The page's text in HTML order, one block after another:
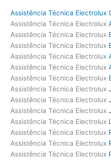
Assistência Técnica Electrolux
Assistência Técnica Electrolux
Assistência Técnica Electrolux
Assistência Técnica Electrolux
Assistência Técnica Electrolux
Assistência Técnica Electrolux
Assistência Técnica Electrolux
Assistência Técnica Electrolux
Assistência Técnica Electrolux
Assistência Técnica Electrolux
Assistência Técnica Electrolux
Assistência Técnica Electrolux
Assistência Técnica Electrolux
Assistência Técnica Electrolux